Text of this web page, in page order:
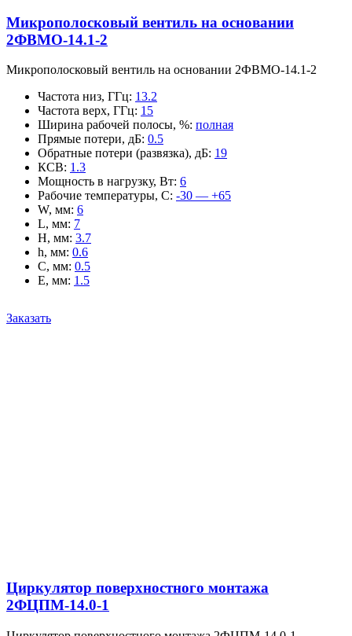
Микрополосковый вентиль на основании
2ФВМO-14.1-2
Микрополосковый вентиль на основании 2ФВМO-14.1-2
Частота низ, ГГц: 13.2
Частота верх, ГГц: 15
Ширина рабочей полосы, %: полная
Прямые потери, дБ: 0.5
Обратные потери (развязка), дБ: 19
КСВ: 1.3
Мощность в нагрузку, Вт: 6
Рабочие температуры, С: -30 — +65
W, мм: 6
L, мм: 7
H, мм: 3.7
h, мм: 0.6
C, мм: 0.5
E, мм: 1.5
Заказать
Циркулятор поверхностного монтажа
2ФЦПМ-14.0-1